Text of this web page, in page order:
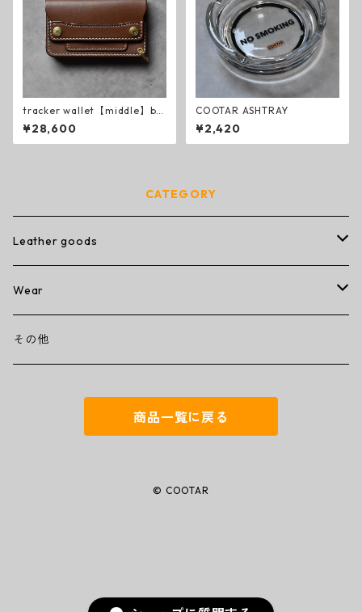
tracker wallet【middle】br
own
¥28,600
COOTAR ASHTRAY
¥2,420
CATEGORY
Leather goods
wallet
ミニミニウォレット
その他
Wear
T-shirt
その他
商品一覧に戻る
© COOTAR